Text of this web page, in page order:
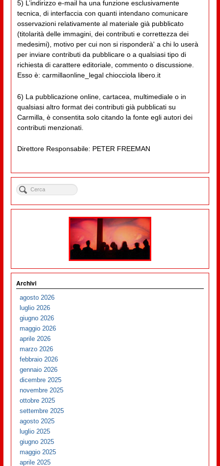
5) L’indirizzo e-mail ha una funzione esclusivamente
tecnica, di interfaccia con quanti intendano comunicare
osservazioni relativamente al materiale già pubblicato
(titolarità delle immagini, dei contributi e correttezza dei
medesimi), motivo per cui non si risponderà' a chi lo userà
per inviare contributi da pubblicare o a qualsiasi tipo di
richiesta di carattere editoriale, commento o discussione.
Esso è: carmillaonline_legal chiocciola libero.it
6) La pubblicazione online, cartacea, multimediale o in
qualsiasi altro format dei contributi già pubblicati su
Carmilla, è consentita solo citando la fonte egli autori dei
contributi menzionati.
Direttore Responsabile: PETER FREEMAN
Archivi
agosto 2026
luglio 2026
giugno 2026
maggio 2026
aprile 2026
marzo 2026
febbraio 2026
gennaio 2026
dicembre 2025
novembre 2025
ottobre 2025
settembre 2025
agosto 2025
luglio 2025
giugno 2025
maggio 2025
aprile 2025